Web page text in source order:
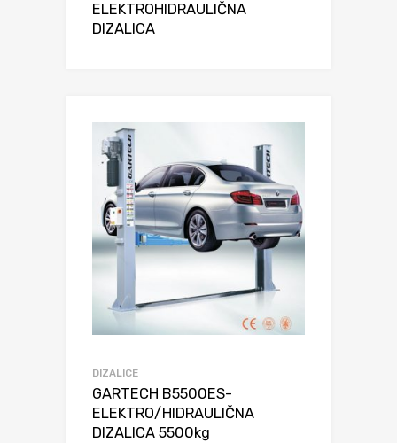
ELEKTROHIDRAULIČNA
DIZALICA
DIZALICE
GARTECH B5500ES-
ELEKTRO/HIDRAULIČNA
DIZALICA 5500kg